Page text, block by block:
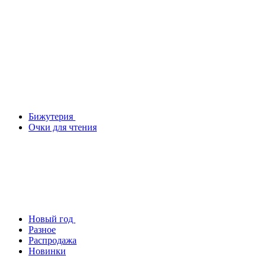
Бижутерия
Очки для чтения
Новый год
Разное
Распродажа
Новинки